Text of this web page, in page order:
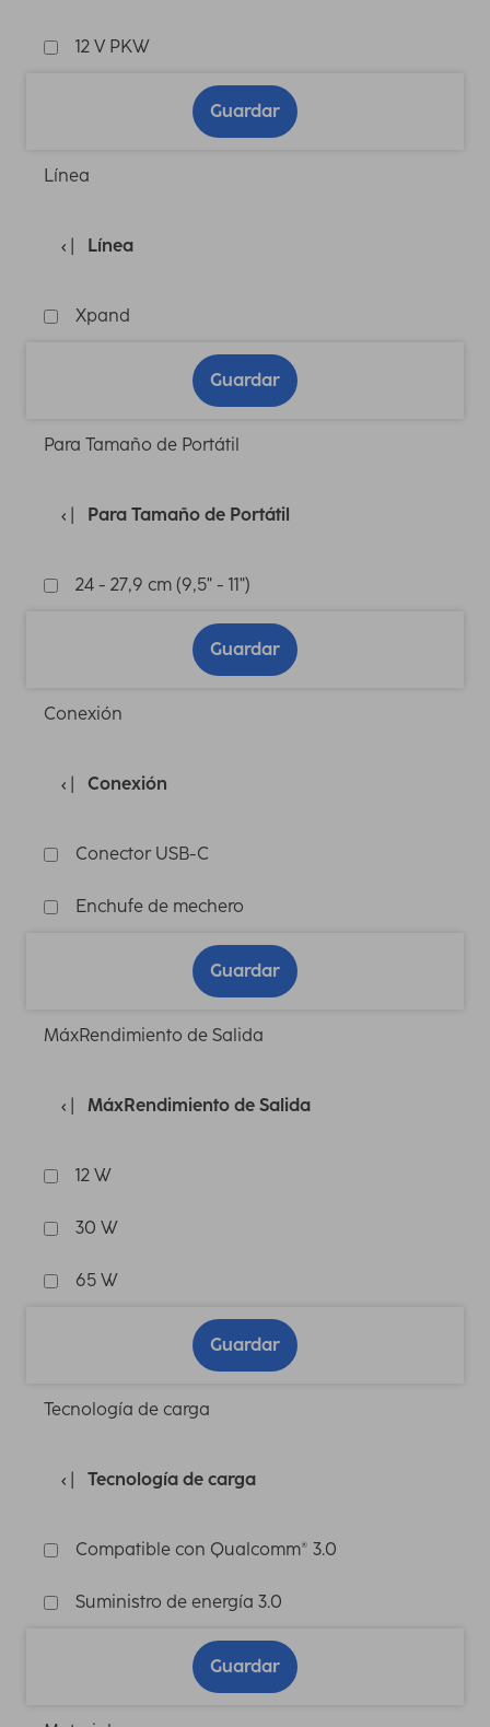
12 V PKW
Guardar
Línea
Línea
Xpand
Guardar
Para Tamaño de Portátil
Para Tamaño de Portátil
24 - 27,9 cm (9,5" - 11")
Guardar
Conexión
Conexión
Conector USB-C
Enchufe de mechero
Guardar
MáxRendimiento de Salida
MáxRendimiento de Salida
12 W
30 W
65 W
Guardar
Tecnología de carga
Tecnología de carga
Compatible con Qualcomm® 3.0
Suministro de energía 3.0
Guardar